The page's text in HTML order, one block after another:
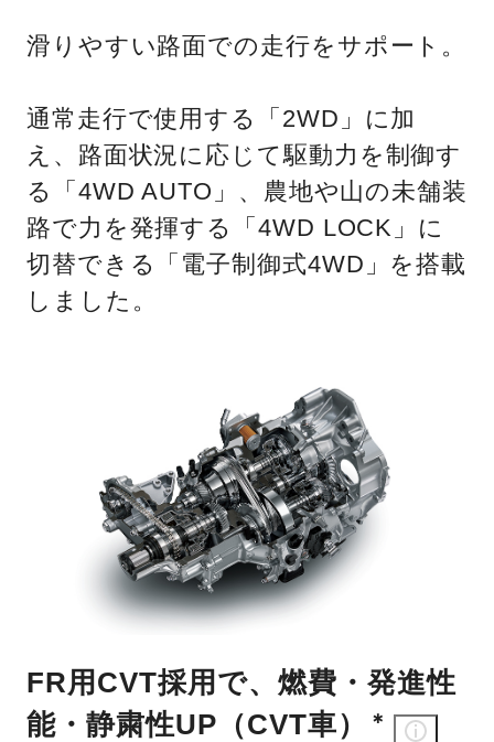
滑りやすい路面での走行をサポート。
通常走行で使用する「2WD」に加
え、路面状況に応じて駆動力を制御す
る「4WD AUTO」、農地や山の未舗装
路で力を発揮する「4WD LOCK」に
切替できる「電子制御式4WD」を搭載
しました。
FR用CVT採用で、燃費・発進性
能・静粛性UP（CVT車）
＊